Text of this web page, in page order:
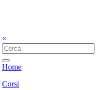
×
Home
Corsi